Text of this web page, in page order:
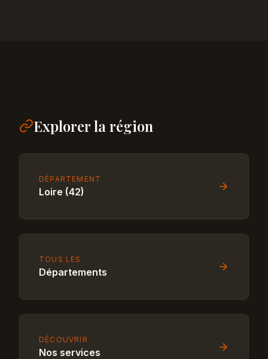
Explorer la région
DÉPARTEMENT
Loire (42)
TOUS LES
Départements
DÉCOUVRIR
Nos services